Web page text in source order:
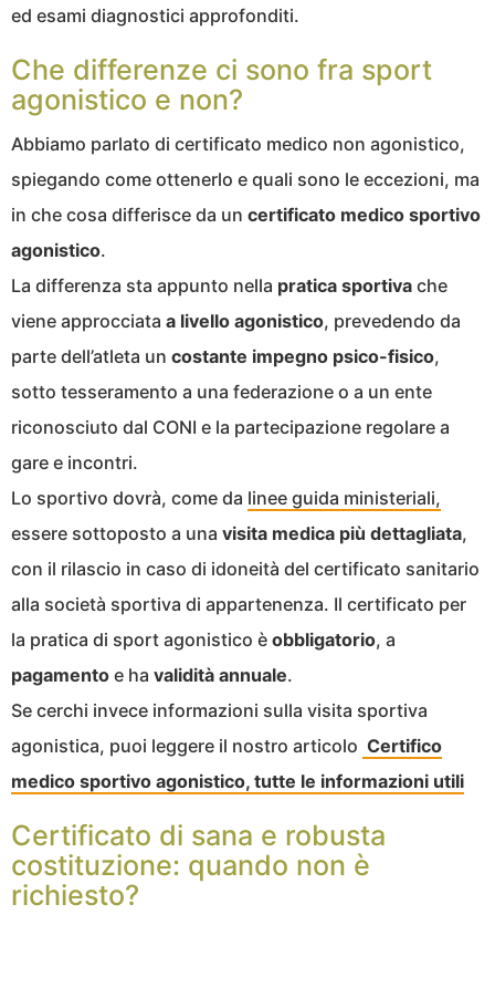
ed esami diagnostici approfonditi.
Che differenze ci sono fra sport
agonistico e non?
Abbiamo parlato di certificato medico non agonistico,
spiegando come ottenerlo e quali sono le eccezioni, ma
in che cosa differisce da un certificato medico sportivo
agonistico.
La differenza sta appunto nella pratica sportiva che
viene approcciata a livello agonistico, prevedendo da
parte dell’atleta un costante impegno psico-fisico,
sotto tesseramento a una federazione o a un ente
riconosciuto dal CONI e la partecipazione regolare a
gare e incontri.
Lo sportivo dovrà, come da linee guida ministeriali,
essere sottoposto a una visita medica più dettagliata,
con il rilascio in caso di idoneità del certificato sanitario
alla società sportiva di appartenenza. Il certificato per
la pratica di sport agonistico è obbligatorio, a
pagamento e ha validità annuale.
Se cerchi invece informazioni sulla visita sportiva
agonistica, puoi leggere il nostro articolo Certifico
medico sportivo agonistico, tutte le informazioni utili
Certificato di sana e robusta
costituzione: quando non è
richiesto?